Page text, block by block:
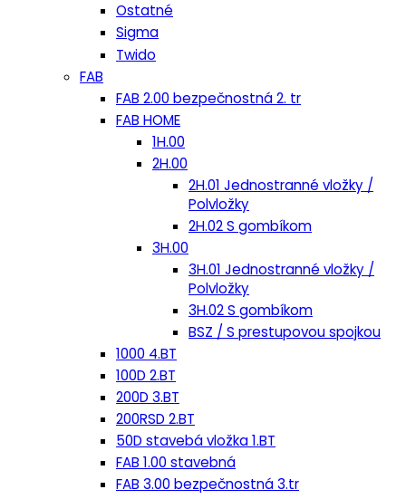
Ostatné
Sigma
Twido
FAB
FAB 2.00 bezpečnostná 2. tr
FAB HOME
1H.00
2H.00
2H.01 Jednostranné vložky /
Polvložky
2H.02 S gombíkom
3H.00
3H.01 Jednostranné vložky /
Polvložky
3H.02 S gombíkom
BSZ / S prestupovou spojkou
1000 4.BT
100D 2.BT
200D 3.BT
200RSD 2.BT
50D stavebá vložka 1.BT
FAB 1.00 stavebná
FAB 3.00 bezpečnostná 3.tr